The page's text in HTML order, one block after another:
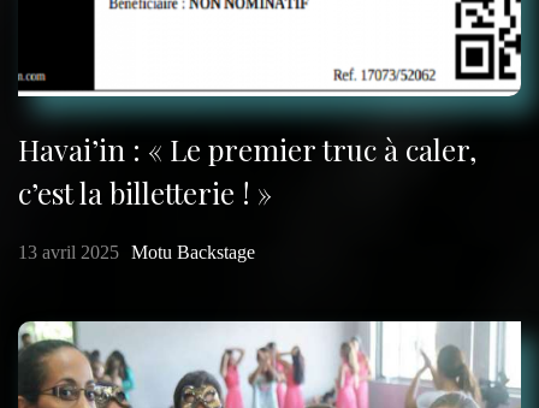
Havai’in : « Le premier truc à caler,
c’est la billetterie ! »
13 avril 2025 Motu Backstage